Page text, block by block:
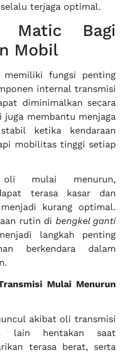
terjaga optimal.
Matic Bagi
Mobil
fungsi penting
internal transmisi
diminimalkan secara
membantu menjaga
ketika kendaraan
mobilitas tinggi setiap
mulai menurun,
terasa kasar dan
kurang optimal.
rutin di bengkel ganti
langkah penting
berkendara dalam
Mulai Menurun
akibat oli transmisi
lain hentakan saat
terasa berat, serta